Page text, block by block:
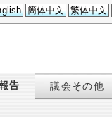
簡体中文 繁体中文
告 議会その他